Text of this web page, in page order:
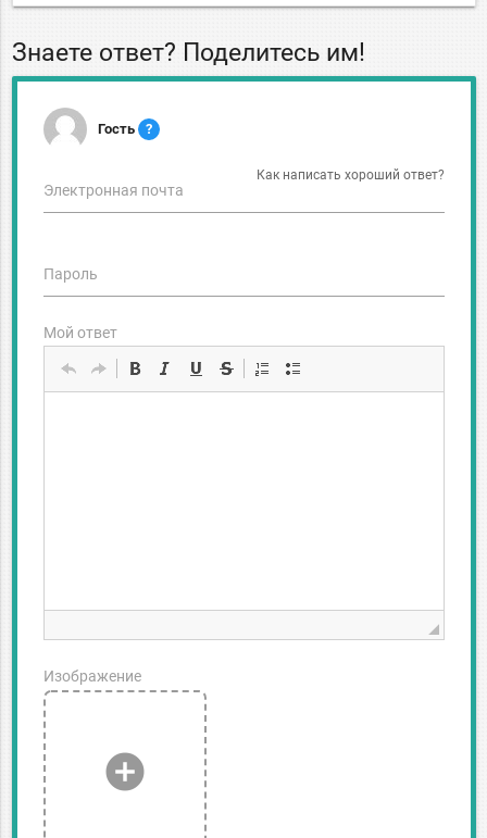
Знаете ответ? Поделитесь им!
Гость ?
Как написать хороший ответ?
Электронная почта
Пароль
Мой ответ
add_circle
Изображение